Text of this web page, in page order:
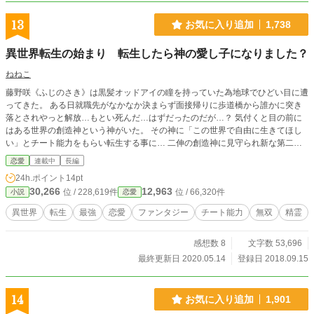
13 お気に入り追加 1,738
異世界転生の始まり 転生したら神の愛し子になりました？
ねねこ
藤野咲《ふじのさき》は黒髪オッドアイの瞳を持っていた為地球でひどい目に遭
ってきた。 ある日就職先がなかなか決まらず面接帰りに歩道橋から誰かに突き
落とされやっと解放…もとい死んだ…はずだったのだが…？ 気付くと目の前に
はある世界の創造神という神がいた。 その神に「この世界で自由に生きてほし
い」とチート能力をもらい転生する事に… 二伸の創造神に見守られ新な第二の
人生を楽しんでいく咲(サキ)… 創造神達の目的と咲の存在とは？ 1つの世界の歯
車が再び動き始める チート能力、精霊、魔法、無双、恋愛、運命、 異世界転生
と召喚の生まれた理由 等山盛りのお話しです 気楽に読んでもらえたら嬉しいで
す。 意見感想お待ちしております。 月1、2度程度の更新になる可能性もありま
すがよろしくお願いします🙇
恋愛 連載中 長編
24h.ポイント 14pt
小説 30,266 位 / 228,619件 恋愛 12,963 位 / 66,320件
異世界 転生 最強 恋愛 ファンタジー チート能力 無双 精霊
感想数 8
文字数 53,696
最終更新日 2020.05.14
登録日 2018.09.15
14 お気に入り追加 1,901